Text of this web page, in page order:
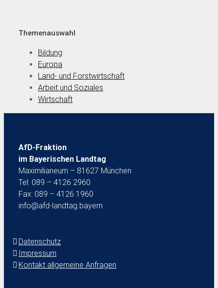
Themenauswahl
Bildung
Europa
Land- und Forstwirtschaft
Arbeit und Soziales
Wirtschaft
AfD-Fraktion
im Bayerischen Landtag
Maximilianeum – 81627 München
Tel: 089 – 4126 2960
Fax: 089 – 4126 1960
info@afd-landtag.bayern
Datenschutz
Impressum
Kontakt allgemeine Anfragen